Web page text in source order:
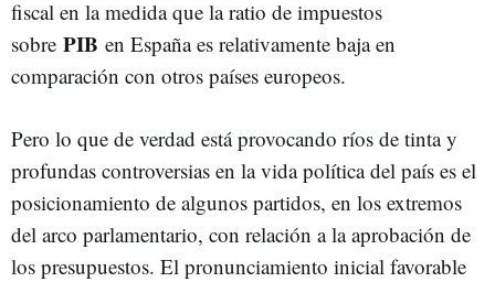
fiscal en la medida que la ratio de impuestos
sobre PIB en España es relativamente baja en
comparación con otros países europeos.
Pero lo que de verdad está provocando ríos de tinta y
profundas controversias en la vida política del país es el
posicionamiento de algunos partidos, en los extremos
del arco parlamentario, con relación a la aprobación de
los presupuestos. El pronunciamiento inicial favorable